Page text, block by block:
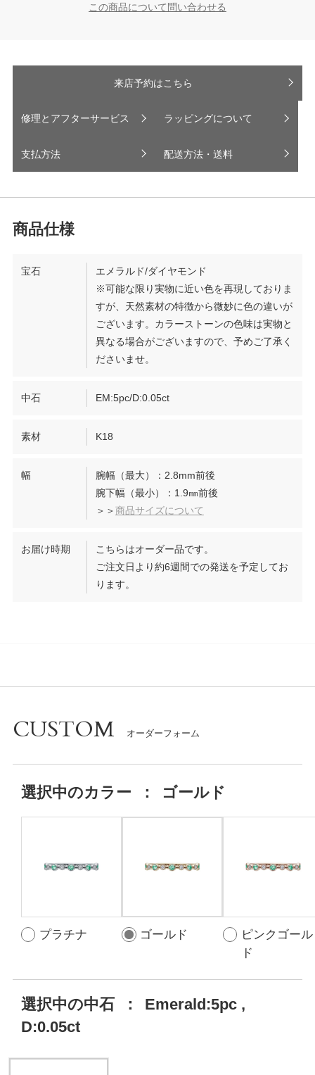
この商品について問い合わせる
来店予約はこちら
修理とアフターサービス ラッピングについて
支払方法 配送方法・送料
宝石
エメラルド/ダイヤモンド
※可能な限り実物に近い色を再現しておりま
すが、天然素材の特徴から微妙に色の違いが
ございます。カラーストーンの色味は実物と
異なる場合がございますので、予めご了承く
ださいませ。
中石 EM:5pc/D:0.05ct
素材 K18
幅
腕幅（最大）：2.8mm前後
腕下幅（最小）：1.9㎜前後
＞＞商品サイズについて
お届け時期
こちらはオーダー品です。
ご注文日より約6週間での発送を予定してお
ります。
CUSTOM
選択中のカラー ： ゴールド
プラチナ ゴールド
ピンクゴール
ド
選択中の中石 ：
Emerald:5pc ,
D:0.05ct